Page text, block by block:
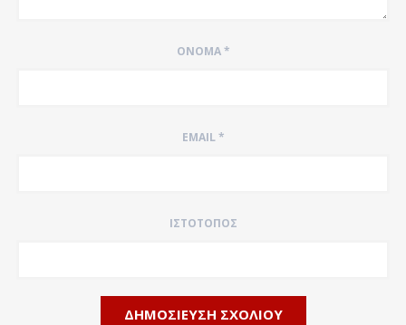
ΌΝΟΜΑ*
EMAIL*
ΙΣΤΌΤΟΠΟΣ